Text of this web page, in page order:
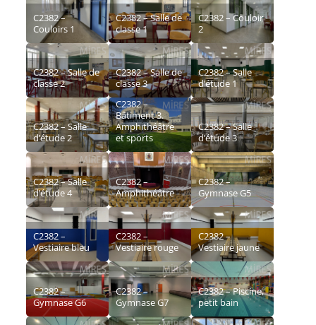
C2382 –
Couloirs 1
C2382 – Salle de
classe 1
C2382 – Couloir
2
C2382 – Salle de
classe 2
C2382 – Salle de
classe 3
C2382 – Salle
d’étude 1
C2382 – Salle
d’étude 2
C2382 –
Bâtiment 3.
Amphithéâtre
et sports
C2382 – Salle
d’étude 3
C2382 – Salle
d’étude 4
C2382 –
Amphithéâtre
C2382 –
Gymnase G5
C2382 –
Vestiaire bleu
C2382 –
Vestiaire rouge
C2382 –
Vestiaire jaune
C2382 –
Gymnase G6
C2382 –
Gymnase G7
C2382 – Piscine,
petit bain